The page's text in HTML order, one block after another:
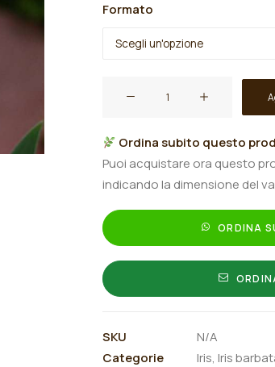
Formato
Dawn"
quantità
Ordina subito questo
Puoi acquistare ora questo
indicando la dimensione del
ORDINA
SKU
N/A
Categorie
Iris, Iris